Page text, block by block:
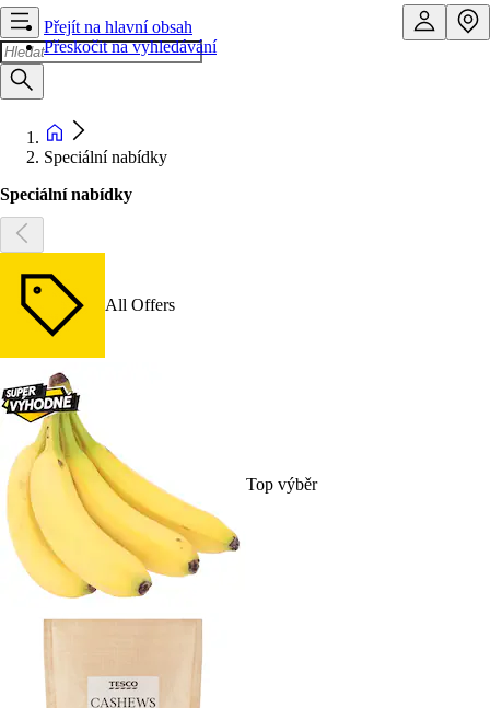
Přejít na hlavní obsah
Přeskočit na vyhledávání
Speciální nabídky
Speciální nabídky
All Offers
Top výběr